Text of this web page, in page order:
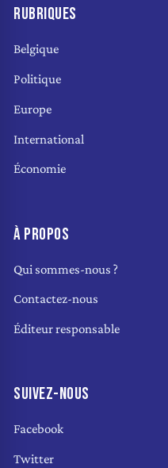
RUBRIQUES
Belgique
Politique
Europe
International
Économie
À PROPOS
Qui sommes-nous ?
Contactez-nous
Éditeur responsable
SUIVEZ-NOUS
Facebook
Twitter